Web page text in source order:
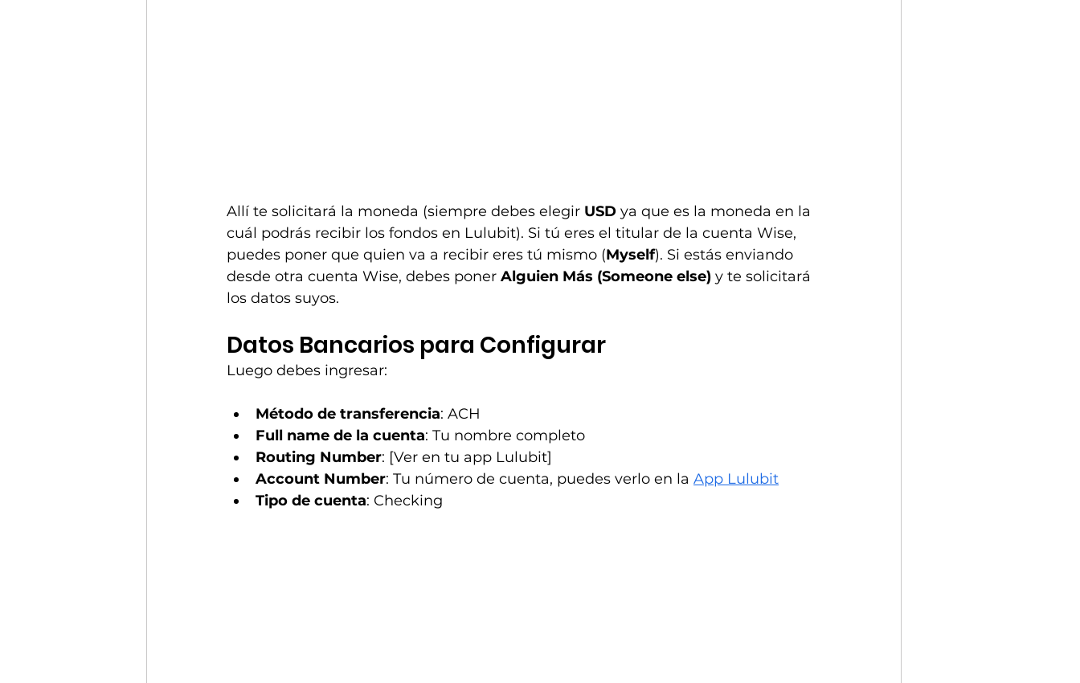
Allí te solicitará la moneda (siempre debes elegir USD ya que es la moneda en la
cuál podrás recibir los fondos en Lulubit). Si tú eres el titular de la cuenta Wise,
puedes poner que quien va a recibir eres tú mismo (Myself). Si estás enviando
desde otra cuenta Wise, debes poner Alguien Más (Someone else) y te solicitará
los datos suyos.
Datos Bancarios para Configurar
Luego debes ingresar:
Método de transferencia: ACH
Full name de la cuenta: Tu nombre completo
Routing Number: [Ver en tu app Lulubit]
Account Number: Tu número de cuenta, puedes verlo en la App Lulubit
Tipo de cuenta: Checking